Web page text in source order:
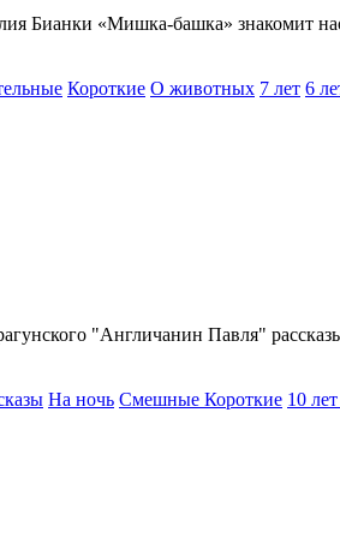
Бианки «Мишка-башка» знакомит
Короткие О животных 7 лет 6
"Англичанин Павля"
На ночь Смешные Короткие 10 лет